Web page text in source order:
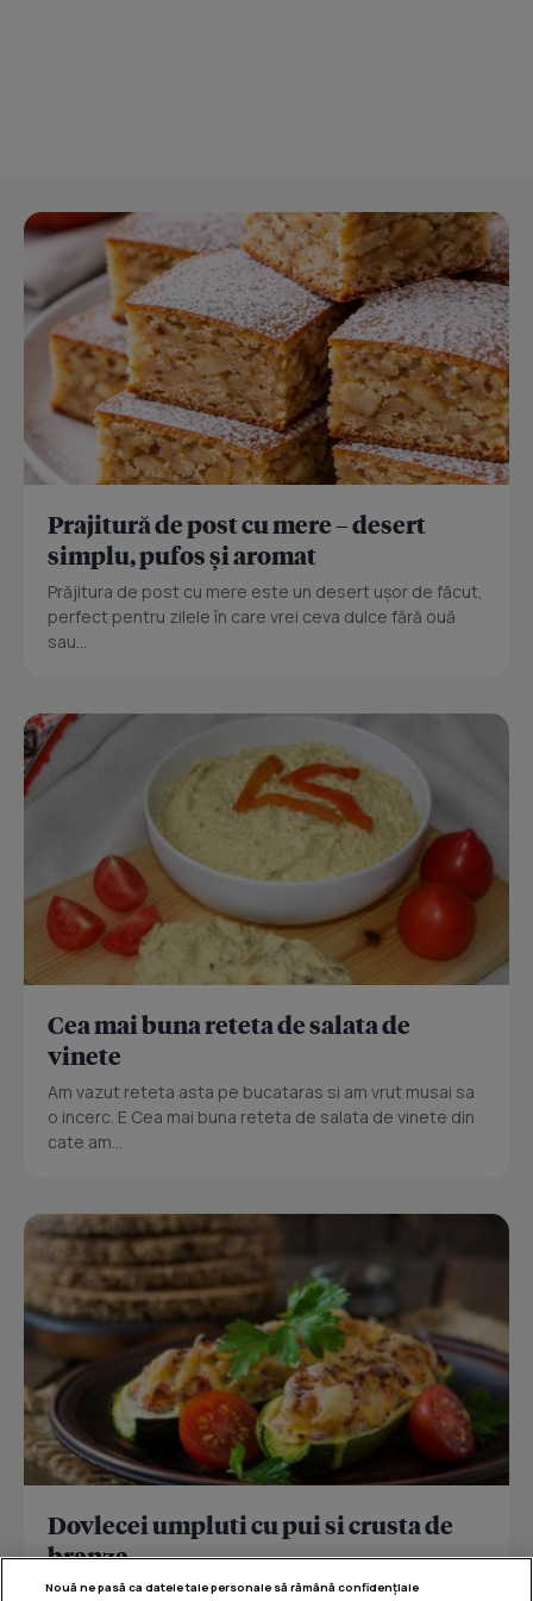
Prajitură de post cu mere – desert
simplu, pufos și aromat
Prăjitura de post cu mere este un desert ușor de făcut,
perfect pentru zilele în care vrei ceva dulce fără ouă
sau...
Cea mai buna reteta de salata de
vinete
Am vazut reteta asta pe bucataras si am vrut musai sa
o incerc. E Cea mai buna reteta de salata de vinete din
cate am...
Dovlecei umpluti cu pui si crusta de
branza
Reteta delicioasa de dovlecei umpluti cu pui si crusta
Nouă ne pasă ca datele tale personale să rămână confidențiale